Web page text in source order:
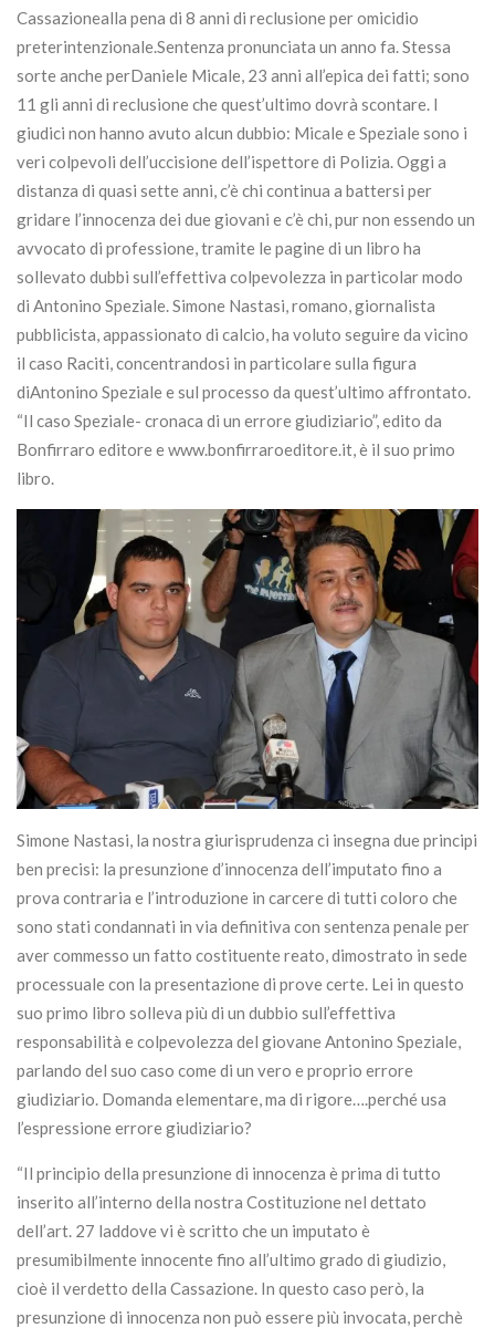
Cassazionealla pena di 8 anni di reclusione per omicidio
preterintenzionale.Sentenza pronunciata un anno fa. Stessa
sorte anche perDaniele Micale, 23 anni all’epica dei fatti; sono
11 gli anni di reclusione che quest’ultimo dovrà scontare. I
giudici non hanno avuto alcun dubbio: Micale e Speziale sono i
veri colpevoli dell’uccisione dell’ispettore di Polizia. Oggi a
distanza di quasi sette anni, c’è chi continua a battersi per
gridare l’innocenza dei due giovani e c’è chi, pur non essendo un
avvocato di professione, tramite le pagine di un libro ha
sollevato dubbi sull’effettiva colpevolezza in particolar modo
di Antonino Speziale. Simone Nastasi, romano, giornalista
pubblicista, appassionato di calcio, ha voluto seguire da vicino
il caso Raciti, concentrandosi in particolare sulla figura
diAntonino Speziale e sul processo da quest’ultimo affrontato.
“Il caso Speziale- cronaca di un errore giudiziario”, edito da
Bonfirraro editore e www.bonfirraroeditore.it, è il suo primo
libro.
Simone Nastasi, la nostra giurisprudenza ci insegna due principi
ben precisi: la presunzione d’innocenza dell’imputato fino a
prova contraria e l’introduzione in carcere di tutti coloro che
sono stati condannati in via definitiva con sentenza penale per
aver commesso un fatto costituente reato, dimostrato in sede
processuale con la presentazione di prove certe. Lei in questo
suo primo libro solleva più di un dubbio sull’effettiva
responsabilità e colpevolezza del giovane Antonino Speziale,
parlando del suo caso come di un vero e proprio errore
giudiziario. Domanda elementare, ma di rigore….perché usa
l’espressione errore giudiziario?
“Il principio della presunzione di innocenza è prima di tutto
inserito all’interno della nostra Costituzione nel dettato
dell’art. 27 laddove vi è scritto che un imputato è
presumibilmente innocente fino all’ultimo grado di giudizio,
cioè il verdetto della Cassazione. In questo caso però, la
presunzione di innocenza non può essere più invocata, perchè